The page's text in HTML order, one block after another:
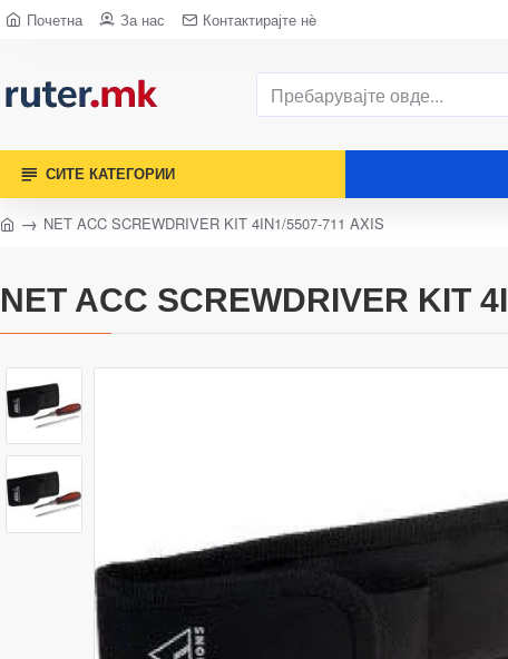
Почетна За нас Контактирајте нè
СИТЕ КАТЕГОРИИ
NET ACC SCREWDRIVER KIT 4IN1/5507-711 AXIS
NET ACC SCREWDRIVER KIT